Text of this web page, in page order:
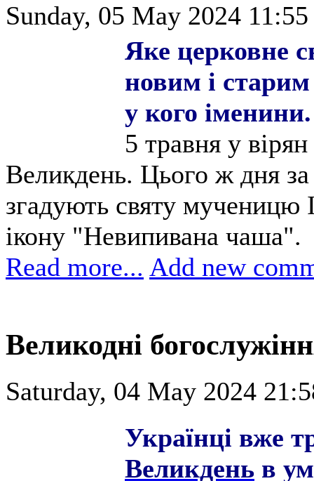
Sunday, 05 May 2024
Яке церковне
новим і
у кого іменини.
5 травня у
Великдень. Цього ж дня
згадують святу мученицю
ікону "Невипивана чаша".
Read more... Add new
Великодні
Saturday, 04 May 2024
Українці вже
Великдень в